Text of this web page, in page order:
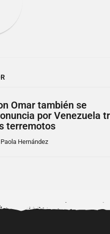
Omar también se
por Venezuela
terremotos
Paola Hernández